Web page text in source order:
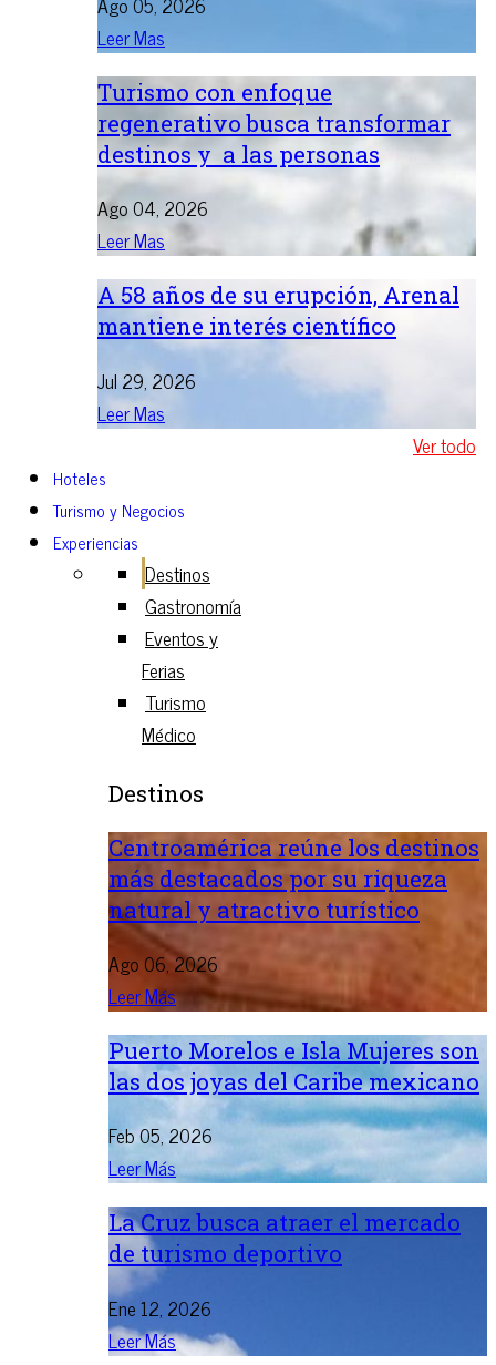
Leer Mas
Turismo con enfoque
regenerativo busca transformar
destinos y a las personas
Ago 04, 2026
Leer Mas
A 58 años de su erupción, Arenal
mantiene interés científico
Jul 29, 2026
Leer Mas
Ver todo
Hoteles
Turismo y Negocios
Experiencias
Destinos
Gastronomía
Eventos y
Ferias
Turismo
Médico
Destinos
Centroamérica reúne los destinos
más destacados por su riqueza
natural y atractivo turístico
Ago 06, 2026
Leer Más
Puerto Morelos e Isla Mujeres son
las dos joyas del Caribe mexicano
Feb 05, 2026
Leer Más
La Cruz busca atraer el mercado
de turismo deportivo
Ene 12, 2026
Leer Más